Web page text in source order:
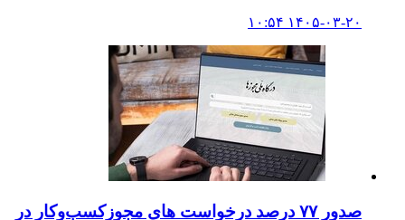
۱۴۰۵-۰۳-۲۰ ۱۰:۵۴
صدور ۷۷ درصد درخواست های مجوزکسب‌وکار در